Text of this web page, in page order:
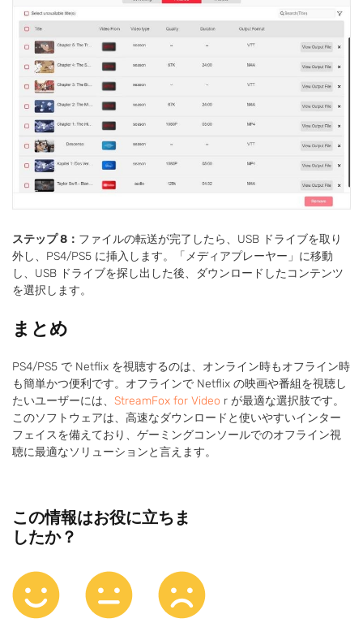
ステップ 8： ファイルの転送が完了したら、USB ドライブを取り
外し、PS4/PS5 に挿入します。「メディアプレーヤー」に移動
し、USB ドライブを探し出した後、ダウンロードしたコンテンツ
を選択します。
まとめ
PS4/PS5 で Netflix を視聴するのは、オンライン時もオフライン時
も簡単かつ便利です。オフラインで Netflix の映画や番組を視聴し
たいユーザーには、 StreamFox for Video r が最適な選択肢です。
このソフトウェアは、高速なダウンロードと使いやすいインター
フェイスを備えており、ゲーミングコンソールでのオフライン視
聴に最適なソリューションと言えます。
この情報はお役に立ちま
したか？